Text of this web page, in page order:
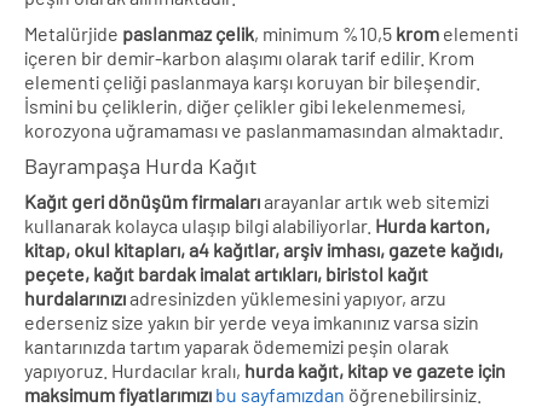
Metalürjide paslanmaz çelik, minimum %10,5 krom elementi
içeren bir demir-karbon alaşımı olarak tarif edilir. Krom
elementi çeliği paslanmaya karşı koruyan bir bileşendir.
İsmini bu çeliklerin, diğer çelikler gibi lekelenmemesi,
korozyona uğramaması ve paslanmamasından almaktadır.
Bayrampaşa Hurda Kağıt
Kağıt geri dönüşüm firmalarıarayanlar artık web sitemizi
kullanarak kolayca ulaşıp bilgi alabiliyorlar. Hurda karton,
kitap, okul kitapları, a4 kağıtlar, arşiv imhası, gazete kağıdı,
peçete, kağıt bardak imalat artıkları, biristol kağıt
hurdalarınızıadresinizden yüklemesini yapıyor, arzu
ederseniz size yakın bir yerde veya imkanınız varsa sizin
kantarınızda tartım yaparak ödememizi peşin olarak
yapıyoruz. Hurdacılar kralı, hurda kağıt, kitap ve gazete için
maksimum fiyatlarımızı bu sayfamızdan öğrenebilirsiniz.